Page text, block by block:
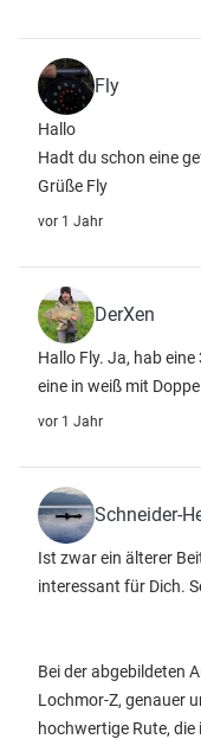
Fly
Hallo
Hadt du schon eine
Grüße Fly
vor 1 Jahr
DerXen
Hallo Fly. Ja, hab
eine in weiß mit
vor 1 Jahr
Schneider-
Ist zwar ein älterer
interessant für Dich.
Bei der abgebildeten
Lochmor-Z, genauer
hochwertige Rute,